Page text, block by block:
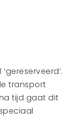
transport
tijd gaat dit